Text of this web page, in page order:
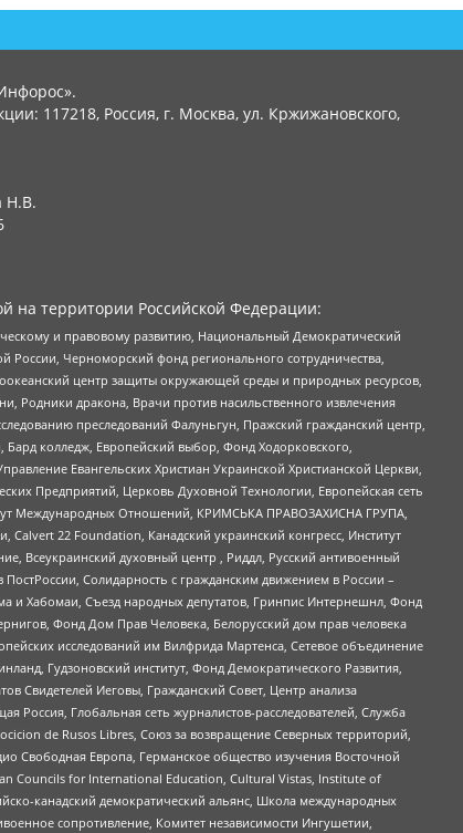
117218, Россия, г. Москва, ул. Кржижановского,
Н.В.
на территории Российской Федерации:
и правовому развитию, Национальный Демократический
России, Черноморский фонд регионального сотрудничества,
центр защиты окружающей среды и природных ресурсов,
Родники дракона, Врачи против насильственного извлечения
преследований Фалуньгун, Пражский гражданский центр,
колледж, Европейский выбор, Фонд Ходорковского,
Евангельских Христиан Украинской Христианской Церкви,
Предприятий, Церковь Духовной Технологии, Европейская сеть
Международных Отношений, КРИМСЬКА ПРАВОЗАХИСНА ГРУПА,
22 Foundation, Канадский украинский конгресс, Институт
Всеукраинский духовный центр , Риддл, Русский антивоенный
Солидарность с гражданским движением в России –
и Хабомаи, Съезд народных депутатов, Гринпис Интернешнл, Фонд
Фонд Дом Прав Человека, Белорусский дом прав человека
исследований им Вилфрида Мартенса, Сетевое объединение
Гудзоновский институт, Фонд Демократического Развития,
Свидетелей Иеговы, Гражданский Совет, Центр анализа
Россия, Глобальная сеть журналистов-расследователей, Служба
de Rusos Libres, Союз за возвращение Северных территорий,
Свободная Европа, Германское общество изучения Восточной
Councils for International Education, Cultural Vistas, Institute of
канадский демократический альянс, Школа международных
сопротивление, Комитет независимости Ингушетии,